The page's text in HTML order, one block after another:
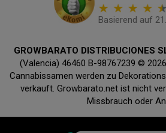
Basierend auf
GROWBARATO DISTRIBUCIONES
(Valencia) 46460 B-98767239 ©
Cannabissamen werden zu
verkauft. Growbarato.net ist nicht
Missbrauch oder